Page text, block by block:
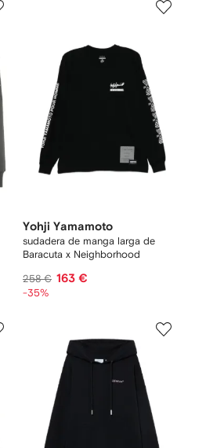
Yohji Yamamoto
sudadera de manga larga de
Baracuta x Neighborhood
258 € 163 €
-35%